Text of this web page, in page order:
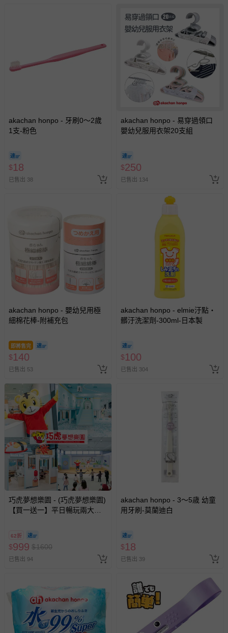
akachan honpo - 牙刷0～2歲
1支-粉色
$18
已售出 38
akachan honpo - 易穿過領口
嬰幼兒服用衣架20支組
$250
已售出 134
akachan honpo - 嬰幼兒用極
細棉花棒-附補充包
即將售完
$140
已售出 53
akachan honpo - elmie汙點・
髒汙洗潔劑-300ml-日本製
$100
已售出 304
巧虎夢想樂園 - (巧虎夢想樂園)
【買一送一】平日暢玩兩大一
換，贈送券現場領取)-效期至
2026/10/16 正券逾期視同現金
券使用
62折
$999 $1600
已售出 94
akachan honpo - 3～5歳 幼童
用牙刷-莫蘭迪白
$18
已售出 39